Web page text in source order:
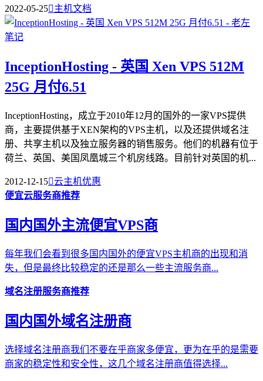
2022-05-25主机文档
InceptionHosting - 英国 Xen VPS 512M
25G 月付6.51
InceptionHosting，成立于2010年12月的国外的一家VPS提供
商，主要提供基于XEN架构的VPS主机，以及还提供域名注
册、共享主机以及独立服务器的销售服务。他们的机器有位于
荷兰、英国、美国凤凰城三个机房线路。目前针对英国的机...
2012-12-15云主机优惠
便宜云服务商推荐
国内国外主流便宜VPS商
每年我们会看到很多国内国外的便宜VPS主机商的出现和消
失，但是最终比较稳定的还是那么一些主流服务商...
域名注册服务商推荐
国内国外域名注册商
选择域名注册商我们不要在乎商家多便宜，更为在乎的是需要
商家的稳定性和安全性，这几个域名注册商值得选择...